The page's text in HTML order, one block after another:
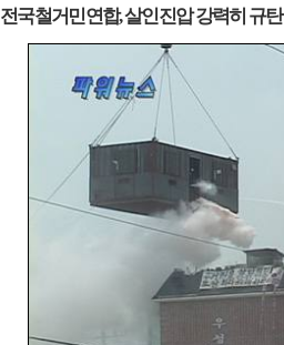
전국철거민연합, 살인진압 강력히 규탄